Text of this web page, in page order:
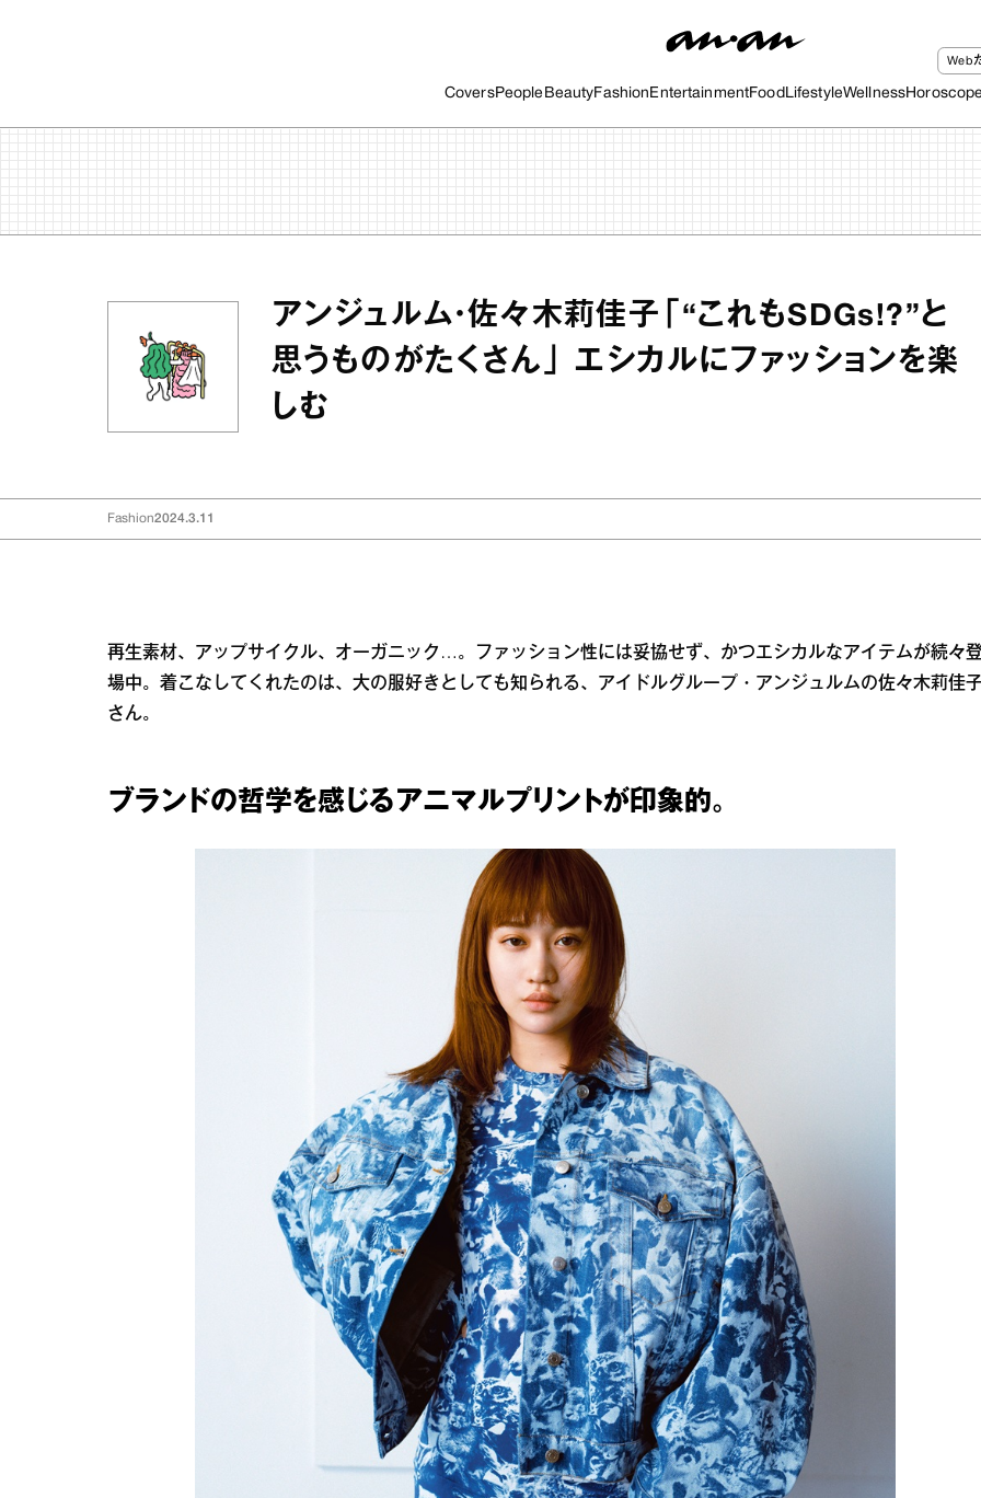
CoversPeople BeautyFashion EntertainmentFood LifestyleWellness
Web
アンジュルム・佐々木莉佳子「“これもSDGs!?”と
思うものがたくさん」 エシカルにファッションを楽
しむ
Fashion2024.3.11
再生素材、アップサイクル、オーガニック…。ファッション性には妥協せず、かつエシカルなアイテムが続々
場中。着こなしてくれたのは、大の服好きとしても知られる、アイドルグループ・アンジュルムの佐々木莉佳
さん。
ブランドの哲学を感じるアニマルプリントが印象的。